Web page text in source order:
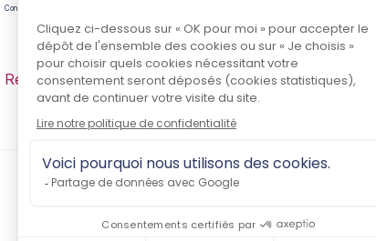
Conformément à la loi n°78-17 du 6 janvier 1978 modifiée relative à l'informatique, aux fichiers et aux
Retour